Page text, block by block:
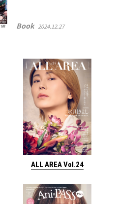
Book 2024.12.27
ALL AREA Vol.24